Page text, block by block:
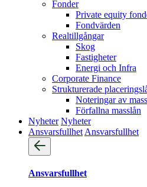
Fonder
Private equity
Fondvärden
Realtillgångar
Skog
Fastigheter
Energi och Infra
Corporate Finance
Strukturerade
Noteringar av
Förfallna masslån
Nyheter Nyheter
Ansvarsfullhet Ansvarsfullhet
Ansvarsfullhet